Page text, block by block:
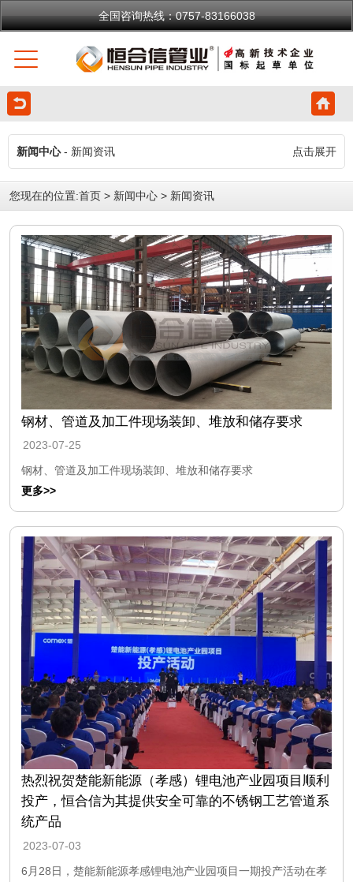
全国咨询热线：0757-83166038
新闻中心- 新闻资讯 点击展开
您现在的位置:首页 > 新闻中心 > 新闻资讯
钢材、管道及加工件现场装卸、堆放和储存要求
2023-07-25
钢材、管道及加工件现场装卸、堆放和储存要求
更多>>
热烈祝贺楚能新能源（孝感）锂电池产业园项目顺利
投产，恒合信为其提供安全可靠的不锈钢工艺管道系
统产品
2023-07-03
6月28日，楚能新能源孝感锂电池产业园项目一期投产活动在孝